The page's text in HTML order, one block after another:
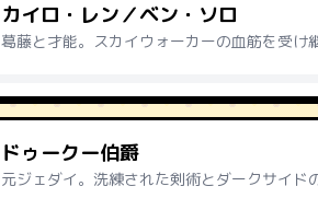
カイロ・レン／ベン・ソロ
葛藤と才能。スカイウォーカーの血筋を受け
ドゥークー伯爵
元ジェダイ。洗練された剣術とダークサイド